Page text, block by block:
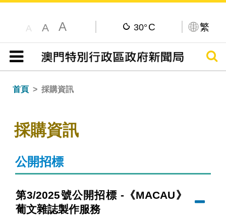
A A A 30° C 繁
目錄
搜尋
首頁 採購資訊
採購資訊
公開招標
第3/2025號公開招標 -《MACAU》
葡文雜誌製作服務